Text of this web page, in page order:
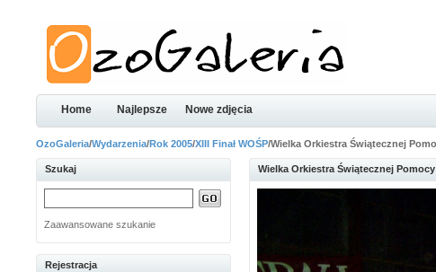
Home Najlepsze Nowe zdjęcia
OzoGaleria/Wydarzenia/Rok 2005/XIII Finał WOŚP/Wielka Orkiestra Świątecznej
Szukaj
Zaawansowane szukanie
Rejestracja
Wielka Orkiestra Świątecznej Pomocy